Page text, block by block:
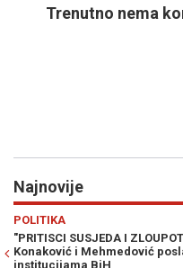
Trenutno nema
Najnovije
u
ŠTA SU
pobjegao iz